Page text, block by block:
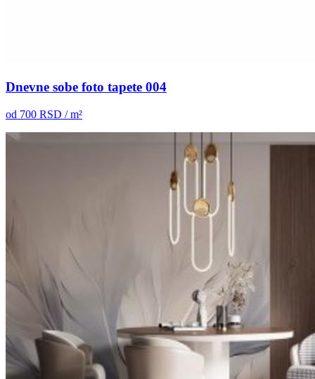
Dnevne sobe foto tapete 004
od 700 RSD / m²